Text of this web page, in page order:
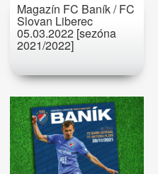
Magazín FC Baník / FC
Slovan Liberec
05.03.2022 [sezóna
2021/2022]